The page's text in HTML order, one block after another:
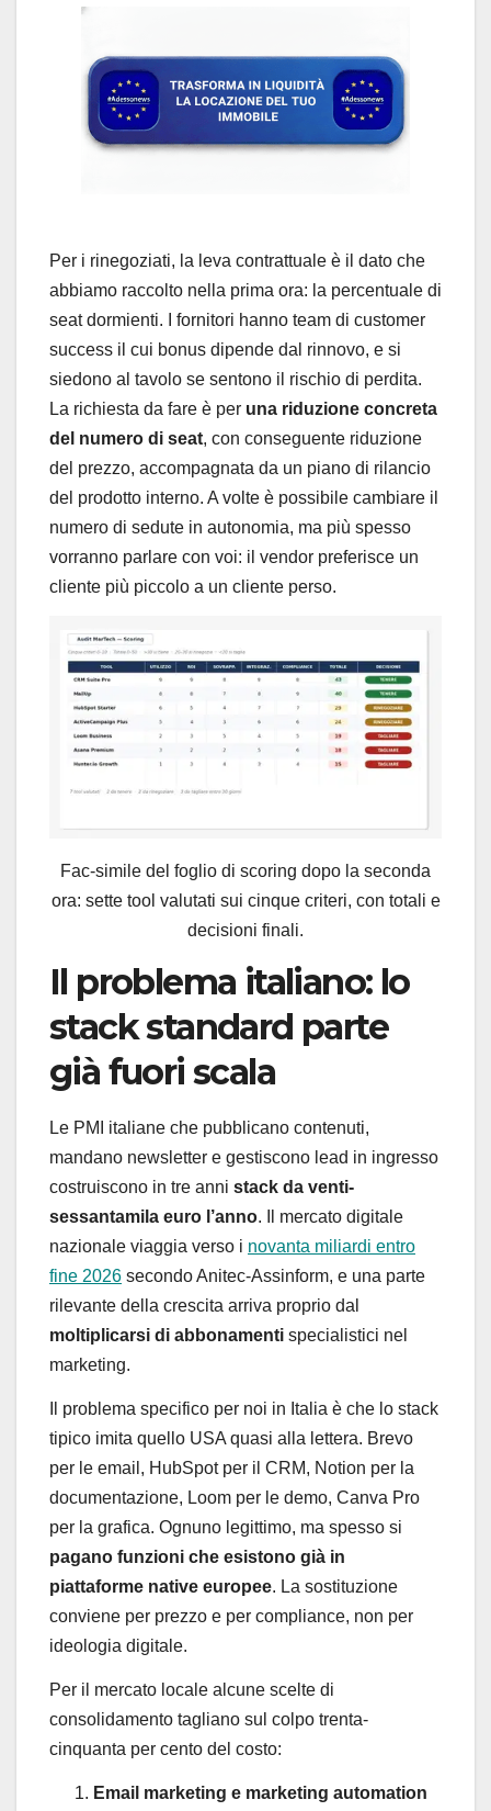
Per i rinegoziati, la leva contrattuale è il dato che
abbiamo raccolto nella prima ora: la percentuale di
seat dormienti. I fornitori hanno team di customer
success il cui bonus dipende dal rinnovo, e si
siedono al tavolo se sentono il rischio di perdita.
La richiesta da fare è per una riduzione concreta
del numero di seat, con conseguente riduzione
del prezzo, accompagnata da un piano di rilancio
del prodotto interno. A volte è possibile cambiare il
numero di sedute in autonomia, ma più spesso
vorranno parlare con voi: il vendor preferisce un
cliente più piccolo a un cliente perso.
Fac-simile del foglio di scoring dopo la seconda
ora: sette tool valutati sui cinque criteri, con totali e
decisioni finali.
Il problema italiano: lo
stack standard parte
già fuori scala
Le PMI italiane che pubblicano contenuti,
mandano newsletter e gestiscono lead in ingresso
costruiscono in tre anni stack da venti-
sessantamila euro l’anno. Il mercato digitale
nazionale viaggia verso i novanta miliardi entro
fine 2026 secondo Anitec-Assinform, e una parte
rilevante della crescita arriva proprio dal
moltiplicarsi di abbonamenti specialistici nel
marketing.
Il problema specifico per noi in Italia è che lo stack
tipico imita quello USA quasi alla lettera. Brevo
per le email, HubSpot per il CRM, Notion per la
documentazione, Loom per le demo, Canva Pro
per la grafica. Ognuno legittimo, ma spesso si
pagano funzioni che esistono già in
piattaforme native europee. La sostituzione
conviene per prezzo e per compliance, non per
ideologia digitale.
Per il mercato locale alcune scelte di
consolidamento tagliano sul colpo trenta-
cinquanta per cento del costo:
Email marketing e marketing automation